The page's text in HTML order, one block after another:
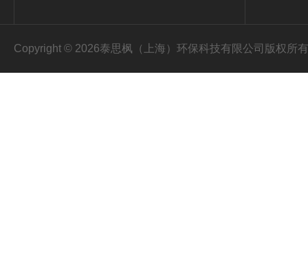
Copyright © 2026泰思枫（上海）环保科技有限公司版权